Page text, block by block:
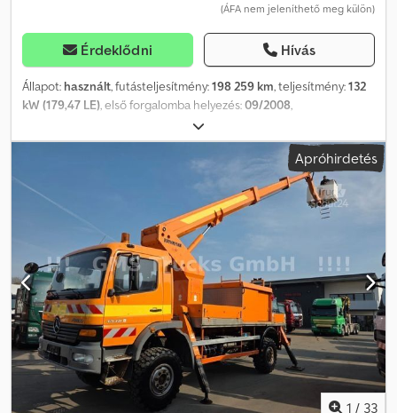
(ÁFA nem jeleníthető meg külön)
Érdeklődni Hívás
Állapot: használt, futásteljesítmény:198 259 km, teljesítmény:132
kW (179,47 LE), első forgalomba helyezés:09/2008,
, össztömeg:
tengelyelrendezés:4x2, fékek:motorfék, hajtástípus:mechanikai,
, Gyártási év: 2008 , Felszereltség:ABS,
Hivatkozási szám: 260418 ===== MAN TGL10.180 / PALFINGER
TKA28 ===== Hivatkozási szám: 260418 | Származási hely:
Franciaország | CE tanúsítvány Típus: Kosaras emelő Márka: MAN /
PALFINGER Modell: TGL10.180 / TKA28 Évjárat: Üzemórák: 6551 óra
Futásteljesítmény: 198 259 km Váltó: Mechanikus Teljesítmény: 180
LE ????? Felszerelések ????? + PALFINGER TKA 28 kosár +
Maximális személyek száma: 3 + 60 kg + Magasság: 28 m + Kitolás:
20 m + A 2. számú karcsapágy cseréje szükséges ????? Praktikus
információk ????? > Az ár adó nélkül értendő. > Szállítás felár
ellenében lehetséges. > További képek és információk
weboldalunkon találhatók. > Megtekintés előzetes egyeztetés
alapján. ????? Ki vagyunk mi? Crodpozkbvfsfx Ai Asf ?????
GESTLEASE ING. 17 Route d'Eschau - 67400 ILLKIRCH-
Apróhirdetés
1 / 33